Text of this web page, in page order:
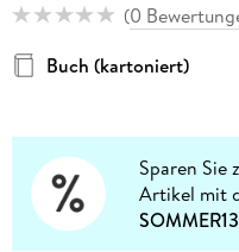
(0
Buch (kartoniert)
Sparen Sie
Artikel mit
SOMMER13